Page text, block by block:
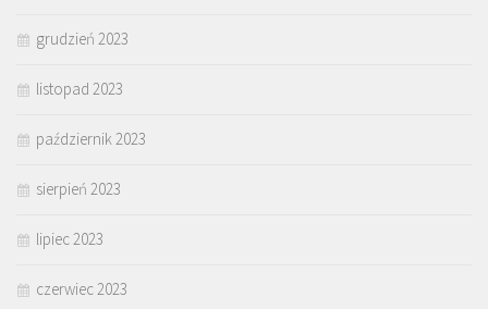
grudzień 2023
listopad 2023
październik 2023
sierpień 2023
lipiec 2023
czerwiec 2023